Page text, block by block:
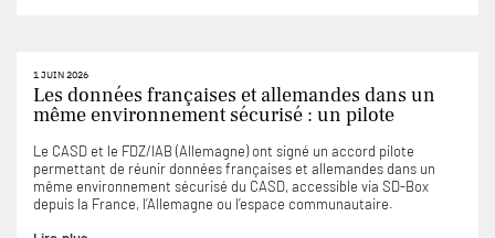
1 JUIN 2026
Les données françaises et allemandes dans un
même environnement sécurisé : un pilote
Le CASD et le FDZ/IAB (Allemagne) ont signé un accord pilote
permettant de réunir données françaises et allemandes dans un
même environnement sécurisé du CASD, accessible via SD-Box
depuis la France, l’Allemagne ou l’espace communautaire.